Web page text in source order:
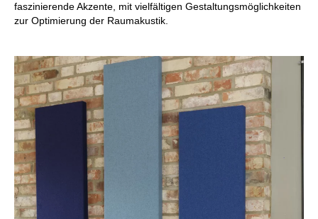
faszinierende Akzente, mit vielfältigen Gestaltungsmöglichkeiten
zur Optimierung der Raumakustik.